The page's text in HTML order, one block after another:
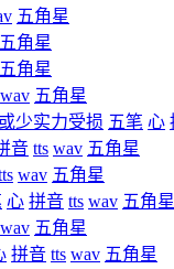
五角星
五角星
五角星
wav 五角星
少实力受损 五笔 心
音 tts wav 五角星
wav 五角星
心 拼音 tts wav 五角星
wav 五角星
拼音 tts wav 五角星